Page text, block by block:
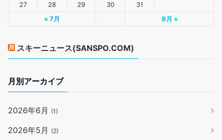
« 7月 9月 »
27
28 29 30 31
スキーニュース(SANSPO.COM)
月別アーカイブ
2026年6月 (1)
2026年5月 (2)